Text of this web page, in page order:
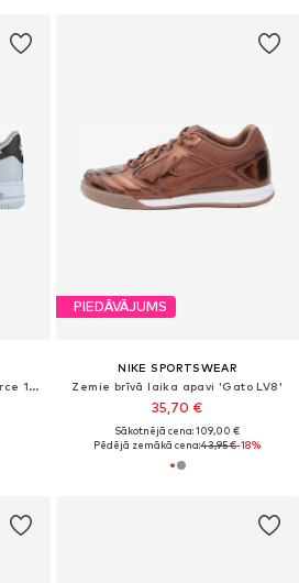
Zemie brīvā laika apavi 'Air Force 1 '07 LV8 Tech'
PIEDĀVĀJUMS
NIKE SPORTSWEAR
Zemie brīvā laika apavi 'Gato LV8'
35,70 €
Sākotnējā cena: 109,00 €
Pēdējā zemākā cena:43,95 €-18%